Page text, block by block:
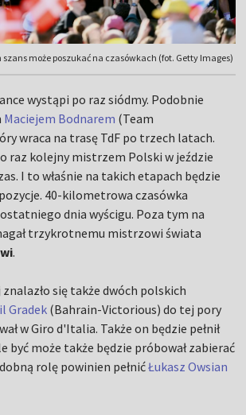
może poszukać na czasówkach (fot. Getty Images)
wystąpi po raz siódmy. Podobnie
Maciejem Bodnarem (Team
wraca na trasę TdF po trzech latach.
raz kolejny mistrzem Polski w jeździe
I to właśnie na takich etapach będzie
pozycje. 40-kilometrowa czasówka
dnia wyścigu. Poza tym na
trzykrotnemu mistrzowi świata
.
się także dwóch polskich
Gradek(Bahrain-Victorious) do tej pory
w Giro d'Italia. Także on będzie pełnił
być może także będzie próbował zabierać
rolę powinien pełnićŁukasz Owsian